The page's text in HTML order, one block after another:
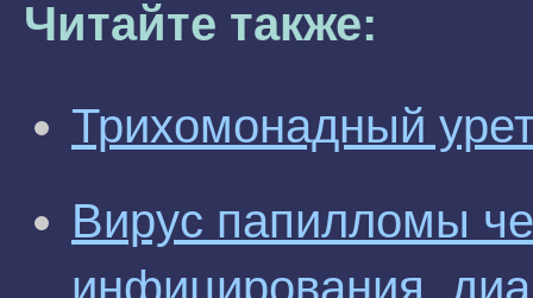
Читайте также:
Трихомонадный
Вирус папилломы
инфицирования,